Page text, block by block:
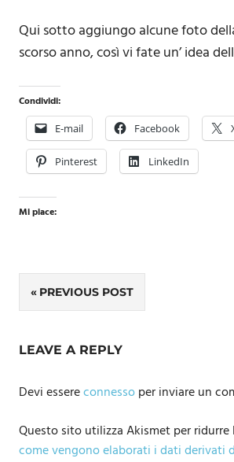
Qui sotto aggiungo alcune foto
scorso anno, così vi fate un’ idea
Condividi:
E-mail Facebook
Pinterest LinkedIn
Mi piace:
Navigazione
PREVIOUS POST
LEAVE A REPLY
Devi essereconnessoper inviare un
Questo sito utilizza Akismet per ridurre
come vengono elaborati i dati derivati